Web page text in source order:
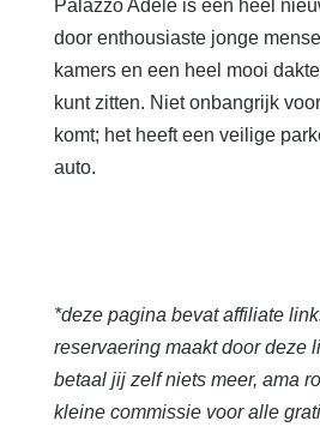
Palazzo Adele is een heel
door enthousiaste jonge
kamers en een heel mooi
kunt zitten. Niet onbangrijk
komt; het heeft een veilige
auto.
*deze pagina bevat affiliate
reservaering maakt door deze
betaal jij zelf niets meer, ama
kleine commissie voor alle